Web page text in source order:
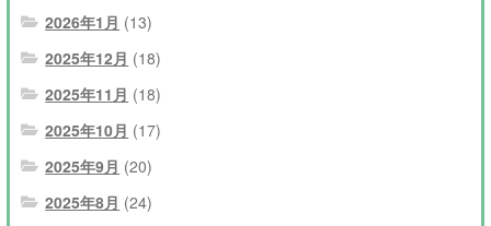
2026年1月 (13)
2025年12月 (18)
2025年11月 (18)
2025年10月 (17)
2025年9月 (20)
2025年8月 (24)